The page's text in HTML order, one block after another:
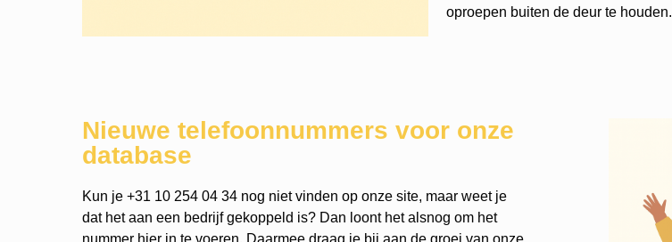
oproepen buiten de deur te houden.
Nieuwe telefoonnummers voor onze
database
Kun je +31 10 254 04 34 nog niet vinden op onze site, maar weet je
dat het aan een bedrijf gekoppeld is? Dan loont het alsnog om het
nummer hier in te voeren. Daarmee draag je bij aan de groei van onze